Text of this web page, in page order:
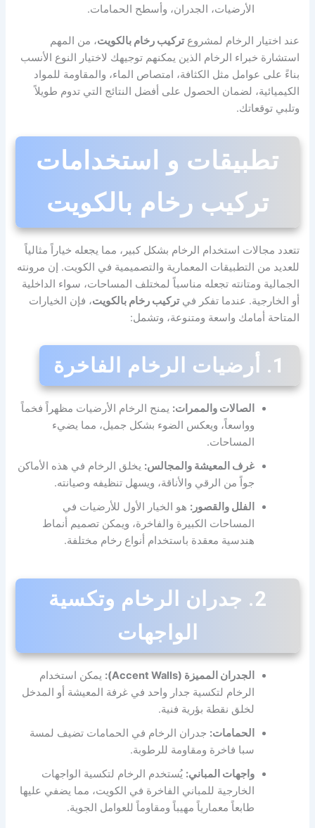
الأرضيات، الجدران، وأسطح الحمامات.
عند اختيار الرخام لمشروعتركيب رخام بالكويت، من المهم
استشارة خبراء الرخام الذين يمكنهم توجيهك لاختيار النوع الأنسب
بناءً على عوامل مثل الكثافة، امتصاص الماء، والمقاومة للمواد
الكيميائية، لضمان الحصول على أفضل النتائج التي تدوم طويلاً
وتلبي توقعاتك.
تطبيقات و استخدامات
تركيب رخام بالكويت
تتعدد مجالات استخدام الرخام بشكل كبير، مما يجعله خياراً مثالياً
للعديد من التطبيقات المعمارية والتصميمية في الكويت. إن مرونته
الجمالية ومتانته تجعله مناسباً لمختلف المساحات، سواء الداخلية
أو الخارجية. عندما تفكر فيتركيب رخام بالكويت، فإن الخيارات
المتاحة أمامك واسعة ومتنوعة، وتشمل:
1. أرضيات الرخام الفاخرة
الصالات والممرات: يمنح الرخام الأرضيات مظهراً فخماً
وواسعاً، ويعكس الضوء بشكل جميل، مما يضيء
المساحات.
غرف المعيشة والمجالس: يخلق الرخام في هذه الأماكن
جواً من الرقي والأناقة، ويسهل تنظيفه وصيانته.
الفلل والقصور: هو الخيار الأول للأرضيات في
المساحات الكبيرة والفاخرة، ويمكن تصميم أنماط
هندسية معقدة باستخدام أنواع رخام مختلفة.
2. جدران الرخام وتكسية
الواجهات
الجدران المميزة (Accent Walls):
يمكن استخدام
الرخام لتكسية جدار واحد في غرفة المعيشة أو المدخل
لخلق نقطة بؤرية فنية.
الحمامات: جدران الرخام في الحمامات تضيف لمسة
سبا فاخرة ومقاومة للرطوبة.
واجهات المباني: يُستخدم الرخام لتكسية الواجهات
الخارجية للمباني الفاخرة في الكويت، مما يضفي عليها
طابعاً معمارياً مهيباً ومقاوماً للعوامل الجوية.